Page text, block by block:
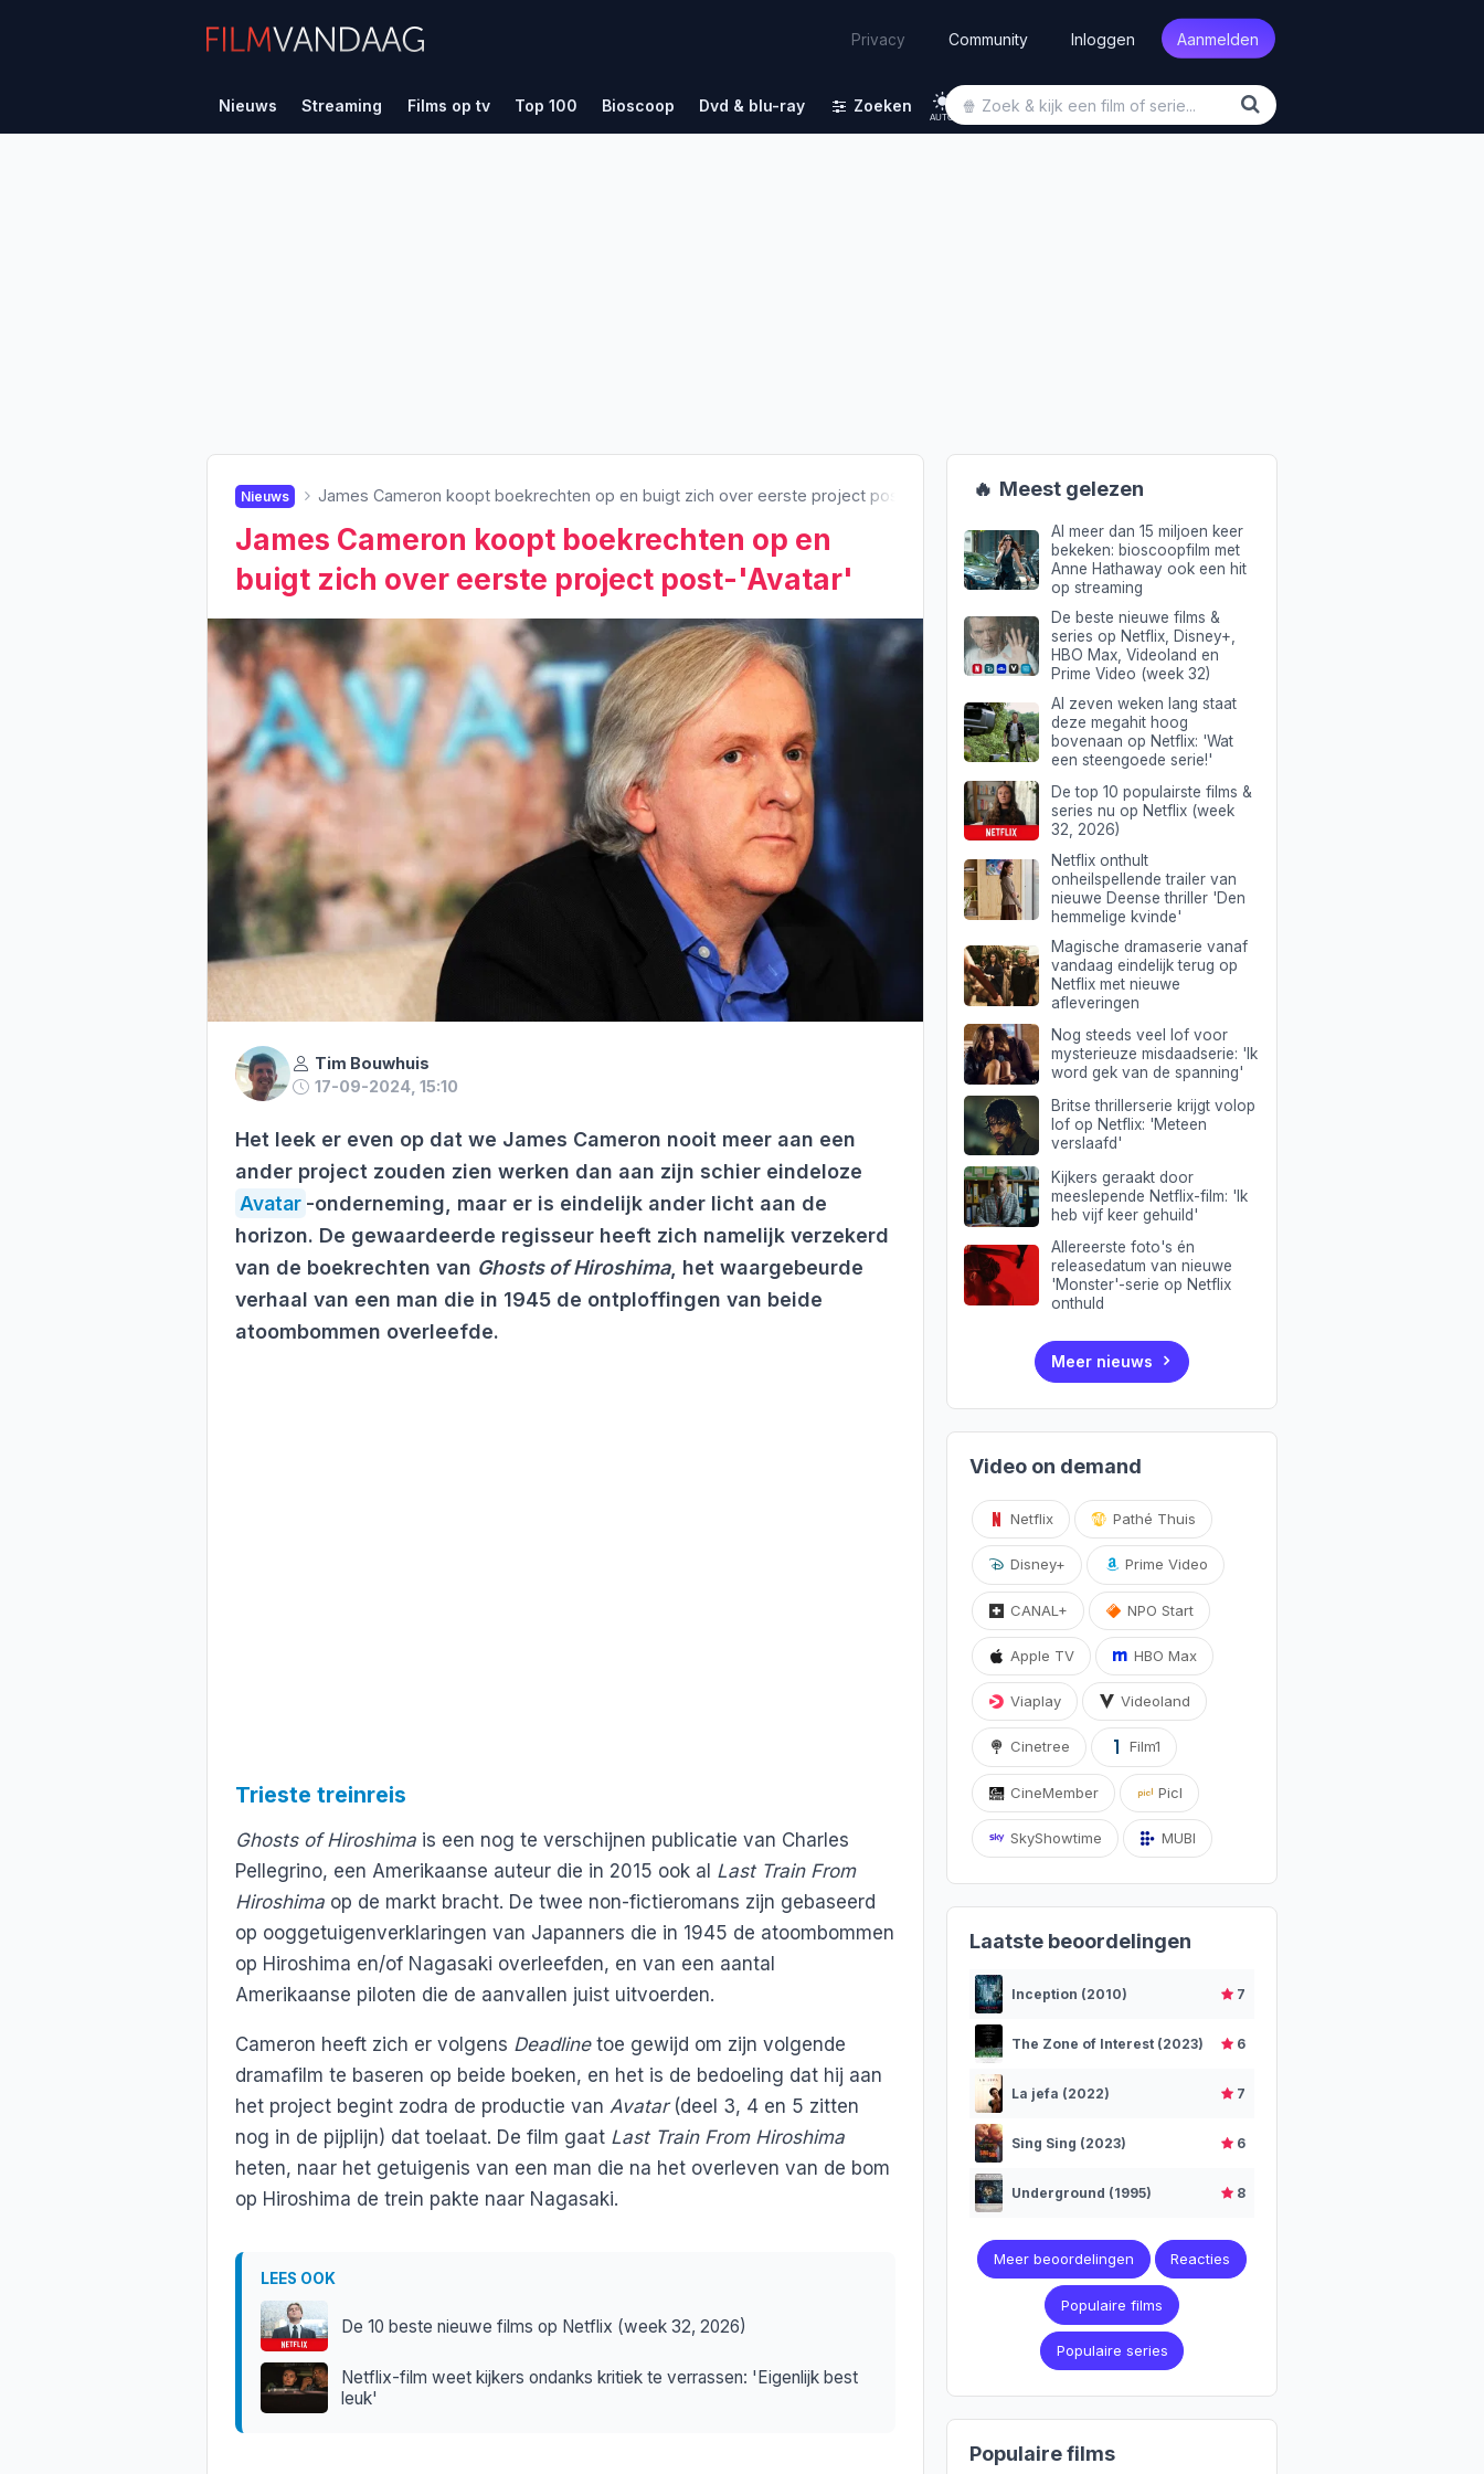
Privacy Community Inloggen Aanmelden
Nieuws Streaming Films op tv Top 100 Bioscoop Dvd & blu-ray Zoeken
AUTO
Nieuws James Cameron koopt boekrechten op en buigt zich over eerste project post-'Avatar'
James Cameron koopt boekrechten op en
buigt zich over eerste project post-'Avatar'
Tim Bouwhuis
17-09-2024, 15:10
Het leek er even op dat we James Cameron nooit meer aan een
ander project zouden zien werken dan aan zijn schier eindeloze
Avatar -onderneming, maar er is eindelijk ander licht aan de
horizon. De gewaardeerde regisseur heeft zich namelijk verzekerd
van de boekrechten van Ghosts of Hiroshima, het waargebeurde
verhaal van een man die in 1945 de ontploffingen van beide
atoombommen overleefde.
Trieste treinreis
Ghosts of Hiroshima is een nog te verschijnen publicatie van Charles
Pellegrino, een Amerikaanse auteur die in 2015 ook al Last Train From
Hiroshima op de markt bracht. De twee non-fictieromans zijn gebaseerd
op ooggetuigenverklaringen van Japanners die in 1945 de atoombommen
op Hiroshima en/of Nagasaki overleefden, en van een aantal
Amerikaanse piloten die de aanvallen juist uitvoerden.
Cameron heeft zich er volgens Deadlinetoe gewijd om zijn volgende
dramafilm te baseren op beide boeken, en het is de bedoeling dat hij aan
het project begint zodra de productie van Avatar(deel 3, 4 en 5 zitten
nog in de pijplijn) dat toelaat. De film gaat Last Train From Hiroshima
heten, naar het getuigenis van een man die na het overleven van de bom
op Hiroshima de trein pakte naar Nagasaki.
LEES OOK
De 10 beste nieuwe films op Netflix (week 32, 2026)
Netflix-film weet kijkers ondanks kritiek te verrassen: 'Eigenlijk best
leuk'
🔥 Meest gelezen
Al meer dan 15 miljoen keer
bekeken: bioscoopfilm met
Anne Hathaway ook een hit
op streaming
De beste nieuwe films &
series op Netflix, Disney+,
HBO Max, Videoland en
Prime Video (week 32)
Al zeven weken lang staat
deze megahit hoog
bovenaan op Netflix: 'Wat
een steengoede serie!'
De top 10 populairste films &
series nu op Netflix (week
32, 2026)
Netflix onthult
onheilspellende trailer van
nieuwe Deense thriller 'Den
hemmelige kvinde'
Magische dramaserie vanaf
vandaag eindelijk terug op
Netflix met nieuwe
afleveringen
Nog steeds veel lof voor
mysterieuze misdaadserie: 'Ik
word gek van de spanning'
Britse thrillerserie krijgt volop
lof op Netflix: 'Meteen
verslaafd'
Kijkers geraakt door
meeslepende Netflix-film: 'Ik
heb vijf keer gehuild'
Allereerste foto's én
releasedatum van nieuwe
'Monster'-serie op Netflix
onthuld
Meer nieuws
Video on demand
Netflix Pathé Thuis
Disney+ Prime Video
CANAL+ NPO Start
Apple TV HBO Max
Viaplay Videoland
Cinetree Film1
CineMember Picl
SkyShowtime MUBI
Laatste beoordelingen
Inception (2010) 7
The Zone of Interest (2023) 6
La jefa (2022) 7
Sing Sing (2023) 6
Underground (1995) 8
Meer beoordelingen Reacties
Populaire films
Populaire series
Populaire films